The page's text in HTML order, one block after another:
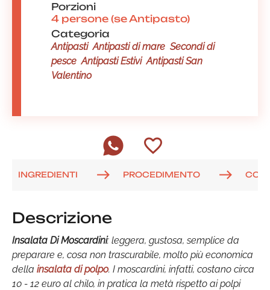
Porzioni
4 persone (se Antipasto)
Categoria
Antipasti Antipasti di mare Secondi di
pesce Antipasti Estivi Antipasti San
Valentino
INGREDIENTI PROCEDIMENTO
Descrizione
Insalata Di Moscardini: leggera, gustosa, semplice da
preparare e, cosa non trascurabile, molto più economica
della insalata di polpo. I moscardini, infatti, costano circa
10 - 12 euro al chilo, in pratica la metà rispetto ai polpi